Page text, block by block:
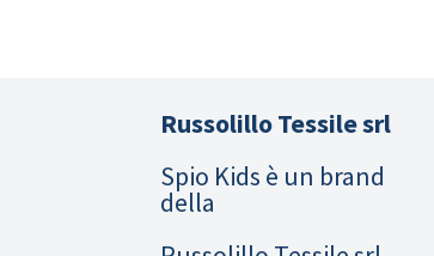
Russolillo Tessile srl
Spio Kids è un brand
della